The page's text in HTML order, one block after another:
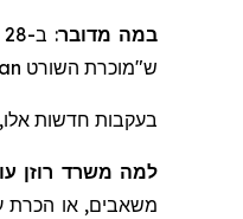
במה מדובר: ב-28 באפריל 2026, Investing.com פרסם מאמר שכותרתו "מניית
ש"מוכרת השורט
בעקבות חדשות אלו,
למה משרד רוזן
משאבים, או הכרת